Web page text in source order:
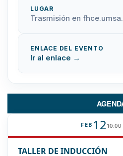
LUGAR
Trasmisión en
ENLACE DEL EVENTO
Ir al enlace →
FEB 12
TALLER DE INDUCCIÓN